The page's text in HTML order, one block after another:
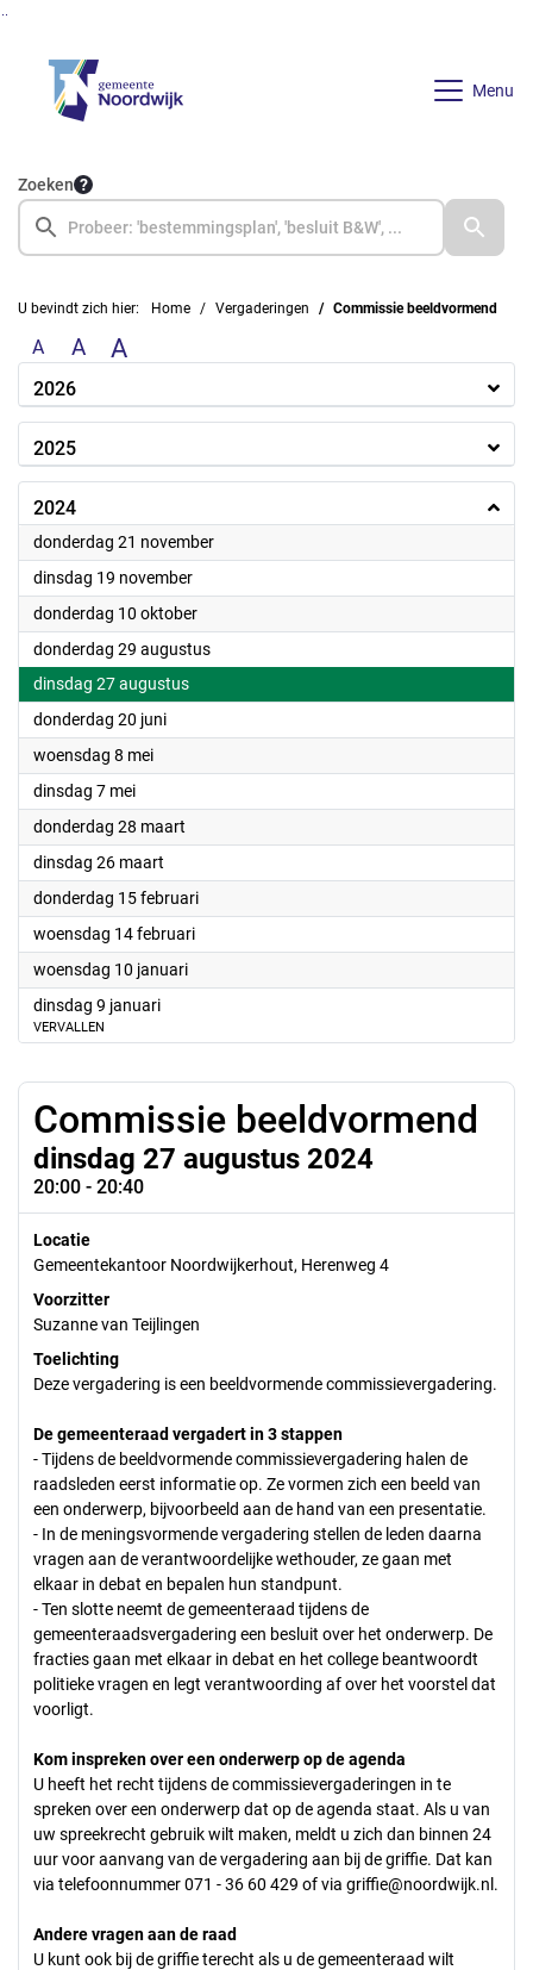
Menu
Zoeken
U bevindt zich hier: Home Vergaderingen Commissie beeldvormend
A A A
2026
2025
2024
donderdag 21 november2024
dinsdag 19 november2024
donderdag 10 oktober2024
donderdag 29 augustus2024
dinsdag 27 augustus2024
donderdag 20 juni2024
woensdag 8 mei2024
dinsdag 7 mei2024
donderdag 28 maart
dinsdag 26 maart
donderdag 15 februari2024
woensdag 14 februari2024
woensdag 10 januari2024
dinsdag 9 januari2024
VERVALLEN
Commissie beeldvormend
dinsdag 27 augustus 2024
20:00 - 20:40
Locatie
Gemeentekantoor Noordwijkerhout, Herenweg 4
Voorzitter
Suzanne van Teijlingen
Toelichting
Deze vergadering is een beeldvormende commissievergadering.
De gemeenteraad vergadert in 3 stappen
- Tijdens de beeldvormende commissievergadering halen de
raadsleden eerst informatie op. Ze vormen zich een beeld van
een onderwerp, bijvoorbeeld aan de hand van een presentatie.
- In de meningsvormende vergadering stellen de leden daarna
vragen aan de verantwoordelijke wethouder, ze gaan met
elkaar in debat en bepalen hun standpunt.
- Ten slotte neemt de gemeenteraad tijdens de
gemeenteraadsvergadering een besluit over het onderwerp. De
fracties gaan met elkaar in debat en het college beantwoordt
politieke vragen en legt verantwoording af over het voorstel dat
voorligt.
Kom inspreken over een onderwerp op de agenda
U heeft het recht tijdens de commissievergaderingen in te
spreken over een onderwerp dat op de agenda staat. Als u van
uw spreekrecht gebruik wilt maken, meldt u zich dan binnen 24
uur voor aanvang van de vergadering aan bij de griffie. Dat kan
via telefoonnummer 071 - 36 60 429 of via griffie@noordwijk.nl .
Andere vragen aan de raad
U kunt ook bij de griffie terecht als u de gemeenteraad wilt